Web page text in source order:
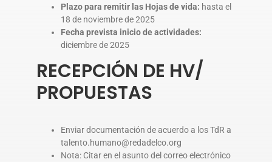
Plazo para remitir las Hojas de vida: hasta el
18 de noviembre de 2025
Fecha prevista inicio de actividades:
diciembre de 2025
RECEPCIÓN DE HV/
PROPUESTAS
Enviar documentación de acuerdo a los TdR a
talento.humano@redadelco.org
Nota: Citar en el asunto del correo electrónico